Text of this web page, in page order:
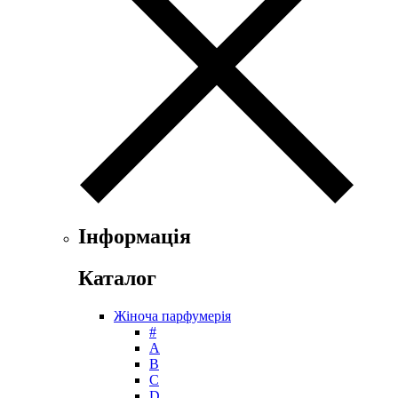
Gian Marco Venturi
Gianfranco Ferre
Giorgio Armani
Givenchy
Guy Laroche
Helena Rubinstein
Histoires de Parfums
Інформація
Каталог
Жіноча парфумерія
#
А
B
C